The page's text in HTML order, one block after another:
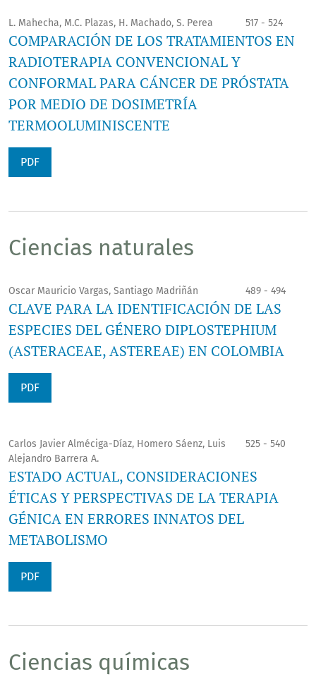
L. Mahecha, M.C. Plazas, H. Machado, S. Perea 517 - 524
COMPARACIÓN DE LOS TRATAMIENTOS EN
RADIOTERAPIA CONVENCIONAL Y
CONFORMAL PARA CÁNCER DE PRÓSTATA
POR MEDIO DE DOSIMETRÍA
TERMOOLUMINISCENTE
PDF
Ciencias naturales
Oscar Mauricio Vargas, Santiago Madriñán 489 - 494
CLAVE PARA LA IDENTIFICACIÓN DE LAS
ESPECIES DEL GÉNERO DIPLOSTEPHIUM
(ASTERACEAE, ASTEREAE) EN COLOMBIA
PDF
Carlos Javier Alméciga-Díaz, Homero Sáenz, Luis
Alejandro Barrera A.
525 - 540
ESTADO ACTUAL, CONSIDERACIONES
ÉTICAS Y PERSPECTIVAS DE LA TERAPIA
GÉNICA EN ERRORES INNATOS DEL
METABOLISMO
PDF
Ciencias químicas